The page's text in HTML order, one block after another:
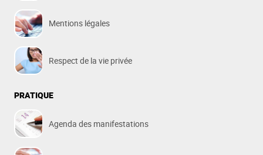
Mentions légales
Respect de la vie privée
PRATIQUE
Agenda des manifestations